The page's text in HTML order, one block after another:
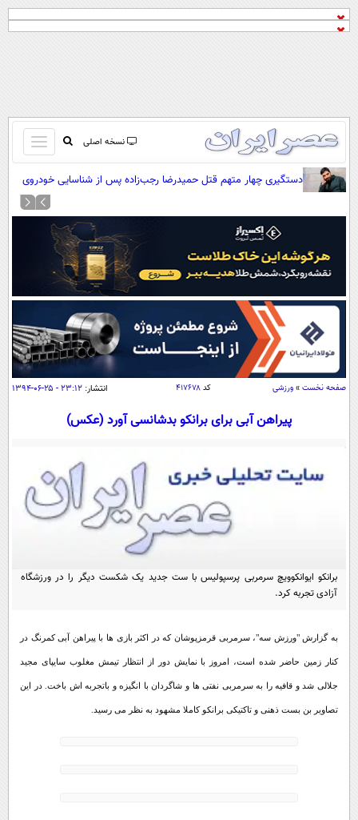
نسخه اصلی
باز
و
بسته
کردن
صفحه اول
نظرسنجی
آب و هوا
اوقات شرعی
پیوند ها
سواد زندگی
اقتصاد
اقتصادی
جامعه
حوادث
سلامت
یک برش دانایی
بین الملل
فرهنگ و هنر
علم و دانش
علمی
گوناگون
باشگاه مغز
مجله تصویری سلاح
اقتصاد
ورزش
سیاست
عصر ایران 2
خواندنی ها و دیدنی ها
داستان کوتاه
آموزش زبان
دستگیری چهار متهم قتل حمیدرضا رجب‌زاده پس از شناسایی خودروی
صفحه نخست » ورزشی کد۴۱۷۶۷۸ انتشار: ۲۳:۱۲ - ۲۵-۰۶-۱۳۹۴
پیراهن آبی برای برانکو بدشانسی آورد (عکس)
برانکو ایوانکوویچ سرمربی پرسپولیس با ست جدید یک شکست دیگر را در ورزشگاه
آزادی تجربه کرد.
به گزارش "ورزش سه"، سرمربی قرمزپوشان که در اکثر بازی ها با پیراهن آبی کمرنگ در
کنار زمین حاضر شده است، امروز با نمایش دور از انتظار تیمش مغلوب سایپای مجید
جلالی شد و قافیه را به سرمربی نفتی ها و شاگردان با انگیزه و باتجربه اش باخت. در این
تصاویر بن بست ذهنی و تاکتیکی برانکو کاملا مشهود به نظر می‌ رسید.